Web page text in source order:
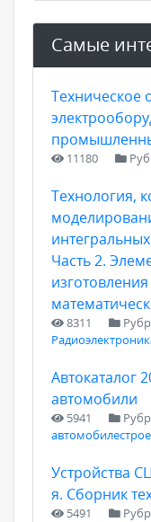
Самые
Техническое
11180
Технология,
Часть 2.
8311
Автокаталог
автомобили
5941
Устройства
я. Сборник
5491